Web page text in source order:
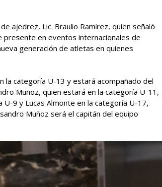
ajedrez, Lic. Braulio Ramírez, quien señaló
presente en eventos internacionales de
generación de atletas en quienes
la categoría U-13 y estará acompañado del
Muñoz, quien estará en la categoría U-11,
9 y Lucas Almonte en la categoría U-17,
Muñoz será el capitán del equipo